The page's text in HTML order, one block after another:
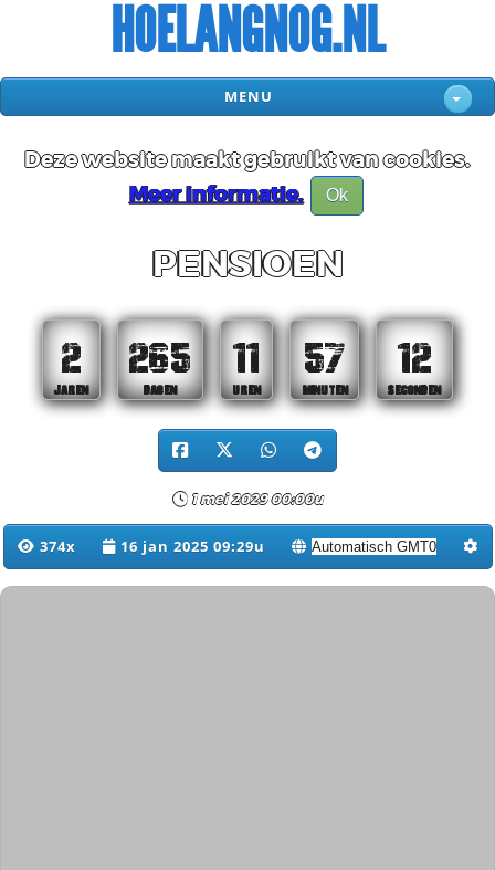
HOELANGNOG.NL
MENU
Deze website maakt gebruikt van cookies.
Meer informatie.
Ok
PENSIOEN
2
JAREN
265
DAGEN
11
UREN
57
MINUTEN
12
SECONDEN
1 mei 2029 00:00u
374x 16 jan 2025 09:29u